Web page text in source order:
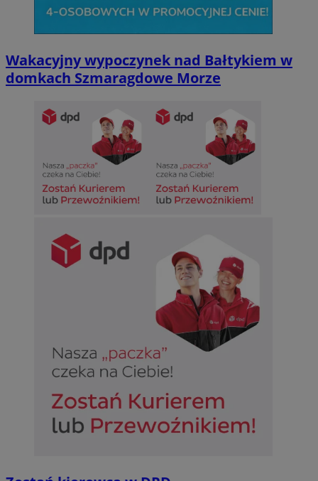
Wakacyjny wypoczynek nad Bałtykiem w
domkach Szmaragdowe Morze